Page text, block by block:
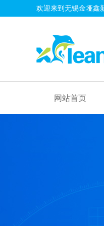
欢迎来到无锡金垭鑫
网站首页